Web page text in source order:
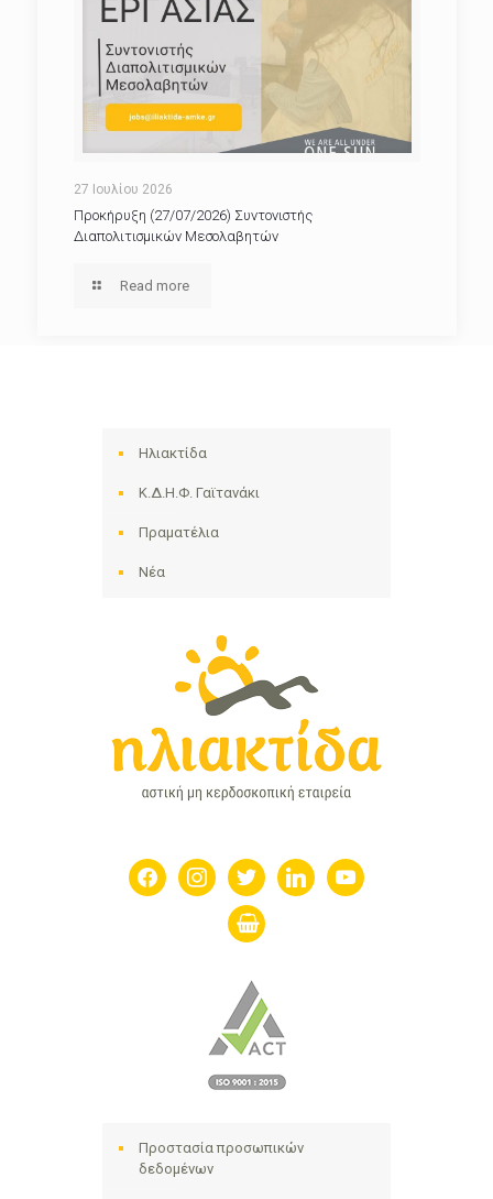
27 Ιουλίου 2026
Προκήρυξη (27/07/2026) Συντονιστής
Διαπολιτισμικών Μεσολαβητών
Read more
Ηλιακτίδα
Κ.Δ.Η.Φ. Γαϊτανάκι
Πραματέλια
Νέα
facebookinstagramtwitter linkedin youtube
shopping-
basket
Προστασία προσωπικών
δεδομένων